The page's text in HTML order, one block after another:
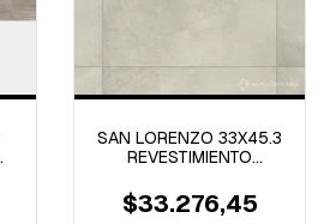
SAN LORENZO 33X45.3
REVESTIMIENTO
-2.24M/C
$33.276,45